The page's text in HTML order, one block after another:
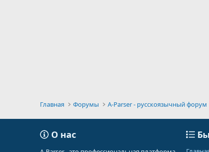
Главная Форумы A-Parser - русскоязычный форум
О нас